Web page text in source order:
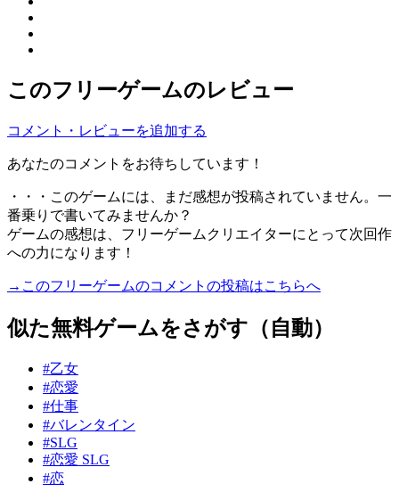
このフリーゲームのレビュー
コメント・レビューを追加する
あなたのコメントをお待ちしています！
・・・このゲームには、まだ感想が投稿されていません。一
番乗りで書いてみませんか？
ゲームの感想は、フリーゲームクリエイターにとって次回作
への力になります！
→このフリーゲームのコメントの投稿はこちらへ
似た無料ゲームをさがす（自動）
#乙女
#恋愛
#仕事
#バレンタイン
#SLG
#恋愛 SLG
#恋